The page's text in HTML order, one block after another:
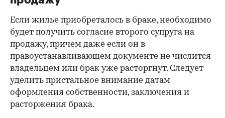
Если жилье приобреталось в браке, необходимо
будет получить согласие второго супруга на
продажу, причем даже если он в
правоустанавливающем документе не числится
владельцем или брак уже расторгнут. Следует
уделить пристальное внимание датам
оформления собственности, заключения и
расторжения брака.